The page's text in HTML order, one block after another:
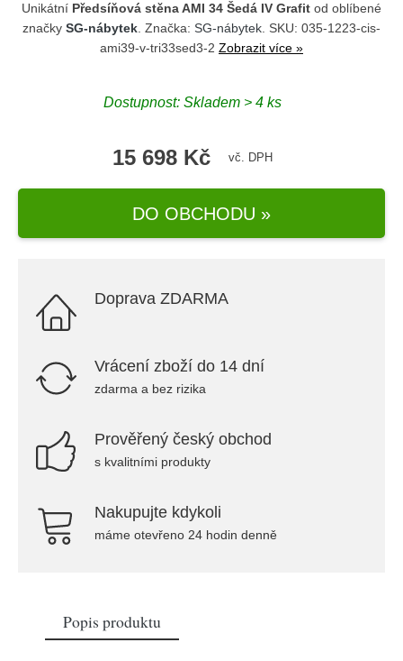
Unikátní Předsíňová stěna AMI 34 Šedá IV Grafit od oblíbené
značky SG-nábytek . Značka: SG-nábytek . SKU: 035-1223-cis-
ami39-v-tri33sed3-2 Zobrazit více »
Dostupnost: Skladem > 4 ks
15 698 Kč vč. DPH
DO OBCHODU »
Doprava ZDARMA
Vrácení zboží do 14 dní
zdarma a bez rizika
Prověřený český obchod
s kvalitními produkty
Nakupujte kdykoli
máme otevřeno 24 hodin denně
Popis produktu